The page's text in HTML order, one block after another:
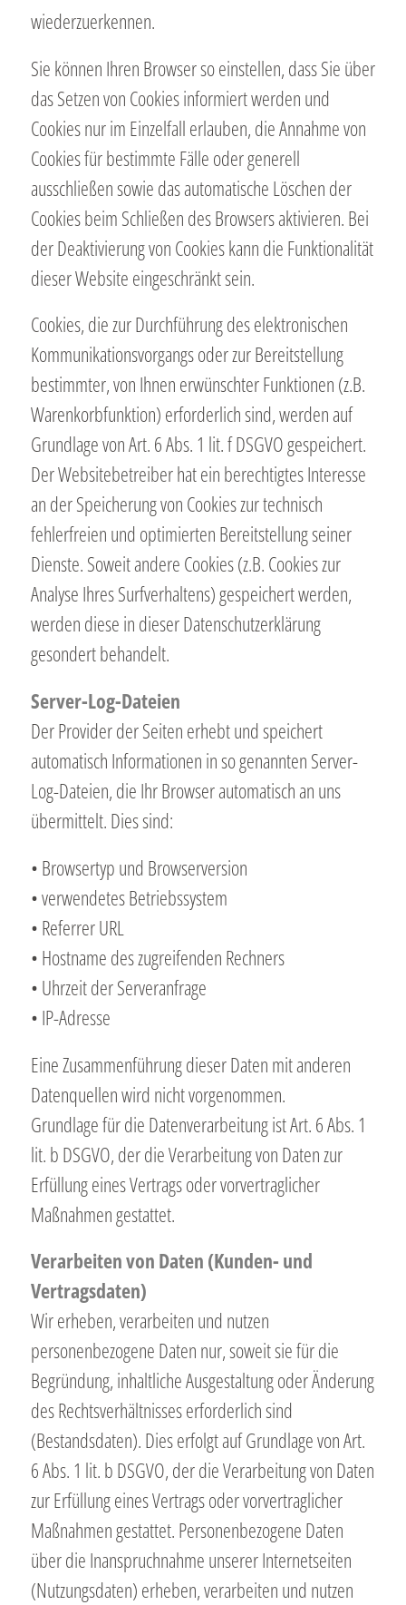
wiederzuerkennen.
Sie können Ihren Browser so einstellen, dass Sie über
das Setzen von Cookies informiert werden und
Cookies nur im Einzelfall erlauben, die Annahme von
Cookies für bestimmte Fälle oder generell
ausschließen sowie das automatische Löschen der
Cookies beim Schließen des Browsers aktivieren. Bei
der Deaktivierung von Cookies kann die Funktionalität
dieser Website eingeschränkt sein.
Cookies, die zur Durchführung des elektronischen
Kommunikationsvorgangs oder zur Bereitstellung
bestimmter, von Ihnen erwünschter Funktionen (z.B.
Warenkorbfunktion) erforderlich sind, werden auf
Grundlage von Art. 6 Abs. 1 lit. f DSGVO gespeichert.
Der Websitebetreiber hat ein berechtigtes Interesse
an der Speicherung von Cookies zur technisch
fehlerfreien und optimierten Bereitstellung seiner
Dienste. Soweit andere Cookies (z.B. Cookies zur
Analyse Ihres Surfverhaltens) gespeichert werden,
werden diese in dieser Datenschutzerklärung
gesondert behandelt.
Server-Log-Dateien
Der Provider der Seiten erhebt und speichert
automatisch Informationen in so genannten Server-
Log-Dateien, die Ihr Browser automatisch an uns
übermittelt. Dies sind:
• Browsertyp und Browserversion
• verwendetes Betriebssystem
• Referrer URL
• Hostname des zugreifenden Rechners
• Uhrzeit der Serveranfrage
• IP-Adresse
Eine Zusammenführung dieser Daten mit anderen
Datenquellen wird nicht vorgenommen.
Grundlage für die Datenverarbeitung ist Art. 6 Abs. 1
lit. b DSGVO, der die Verarbeitung von Daten zur
Erfüllung eines Vertrags oder vorvertraglicher
Maßnahmen gestattet.
Verarbeiten von Daten (Kunden- und
Vertragsdaten)
Wir erheben, verarbeiten und nutzen
personenbezogene Daten nur, soweit sie für die
Begründung, inhaltliche Ausgestaltung oder Änderung
des Rechtsverhältnisses erforderlich sind
(Bestandsdaten). Dies erfolgt auf Grundlage von Art.
6 Abs. 1 lit. b DSGVO, der die Verarbeitung von Daten
zur Erfüllung eines Vertrags oder vorvertraglicher
Maßnahmen gestattet. Personenbezogene Daten
über die Inanspruchnahme unserer Internetseiten
(Nutzungsdaten) erheben, verarbeiten und nutzen